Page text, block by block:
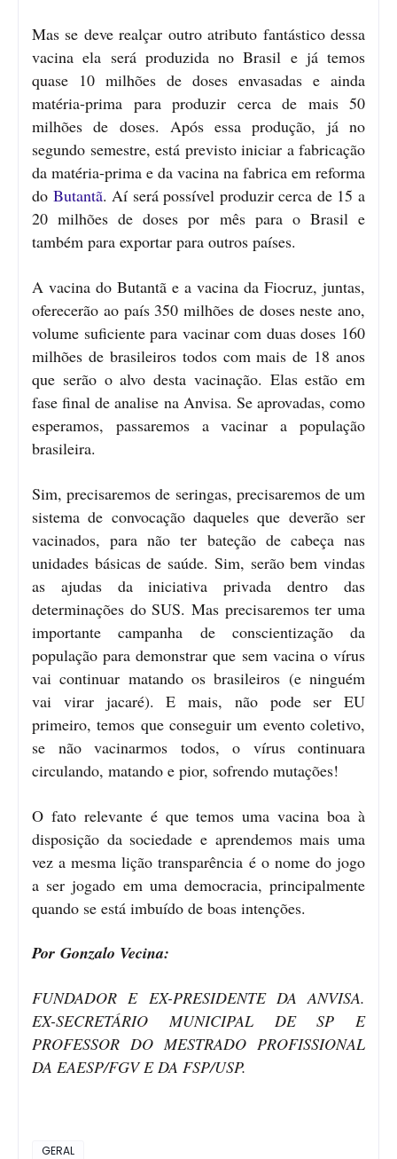
Mas se deve realçar outro atributo fantástico dessa
vacina ela será produzida no Brasil e já temos
quase 10 milhões de doses envasadas e ainda
matéria-prima para produzir cerca de mais 50
milhões de doses. Após essa produção, já no
segundo semestre, está previsto iniciar a fabricação
da matéria-prima e da vacina na fabrica em reforma
do Butantã. Aí será possível produzir cerca de 15 a
20 milhões de doses por mês para o Brasil e
também para exportar para outros países.
A vacina do Butantã e a vacina da Fiocruz, juntas,
oferecerão ao país 350 milhões de doses neste ano,
volume suficiente para vacinar com duas doses 160
milhões de brasileiros todos com mais de 18 anos
que serão o alvo desta vacinação. Elas estão em
fase final de analise na Anvisa. Se aprovadas, como
esperamos, passaremos a vacinar a população
brasileira.
Sim, precisaremos de seringas, precisaremos de um
sistema de convocação daqueles que deverão ser
vacinados, para não ter bateção de cabeça nas
unidades básicas de saúde. Sim, serão bem vindas
as ajudas da iniciativa privada dentro das
determinações do SUS. Mas precisaremos ter uma
importante campanha de conscientização da
população para demonstrar que sem vacina o vírus
vai continuar matando os brasileiros (e ninguém
vai virar jacaré). E mais, não pode ser EU
primeiro, temos que conseguir um evento coletivo,
se não vacinarmos todos, o vírus continuara
circulando, matando e pior, sofrendo mutações!
O fato relevante é que temos uma vacina boa à
disposição da sociedade e aprendemos mais uma
vez a mesma lição transparência é o nome do jogo
a ser jogado em uma democracia, principalmente
quando se está imbuído de boas intenções.
Por Gonzalo Vecina:
FUNDADOR E EX-PRESIDENTE DA ANVISA.
EX-SECRETÁRIO MUNICIPAL DE SP E
PROFESSOR DO MESTRADO PROFISSIONAL
DA EAESP/FGV E DA FSP/USP.
GERAL